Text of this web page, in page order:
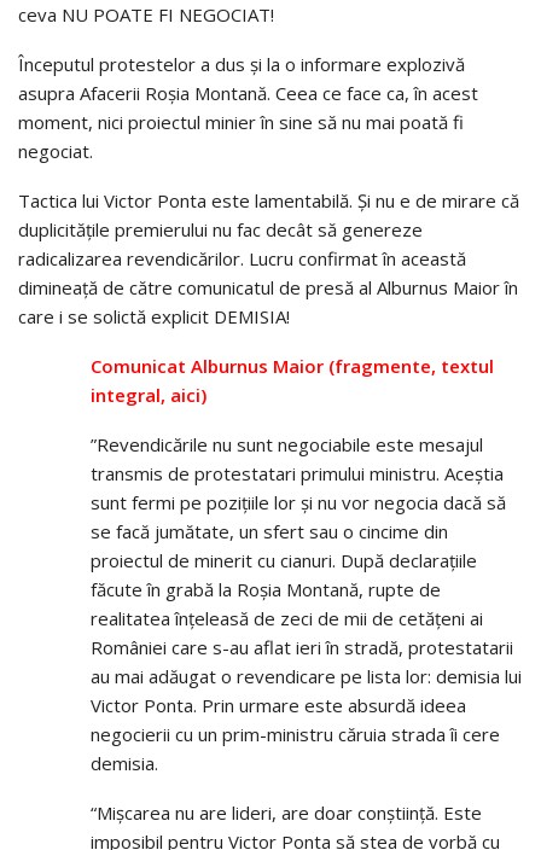
ceva NU POATE FI NEGOCIAT!
Începutul protestelor a dus și la o informare explozivă
asupra Afacerii Roșia Montană. Ceea ce face ca, în acest
moment, nici proiectul minier în sine să nu mai poată fi
negociat.
Tactica lui Victor Ponta este lamentabilă. Și nu e de mirare că
duplicitățile premierului nu fac decât să genereze
radicalizarea revendicărilor. Lucru confirmat în această
dimineață de către comunicatul de presă al Alburnus Maior în
care i se solictă explicit DEMISIA!
Comunicat Alburnus Maior (fragmente, textul
integral, aici)
”Revendicările nu sunt negociabile este mesajul
transmis de protestatari primului ministru. Aceștia
sunt fermi pe pozițiile lor și nu vor negocia dacă să
se facă jumătate, un sfert sau o cincime din
proiectul de minerit cu cianuri. După declarațiile
făcute în grabă la Roșia Montană, rupte de
realitatea înțeleasă de zeci de mii de cetățeni ai
României care s-au aflat ieri în stradă, protestatarii
au mai adăugat o revendicare pe lista lor: demisia lui
Victor Ponta. Prin urmare este absurdă ideea
negocierii cu un prim-ministru căruia strada îi cere
demisia.
“Mișcarea nu are lideri, are doar conștiință. Este
imposibil pentru Victor Ponta să stea de vorbă cu